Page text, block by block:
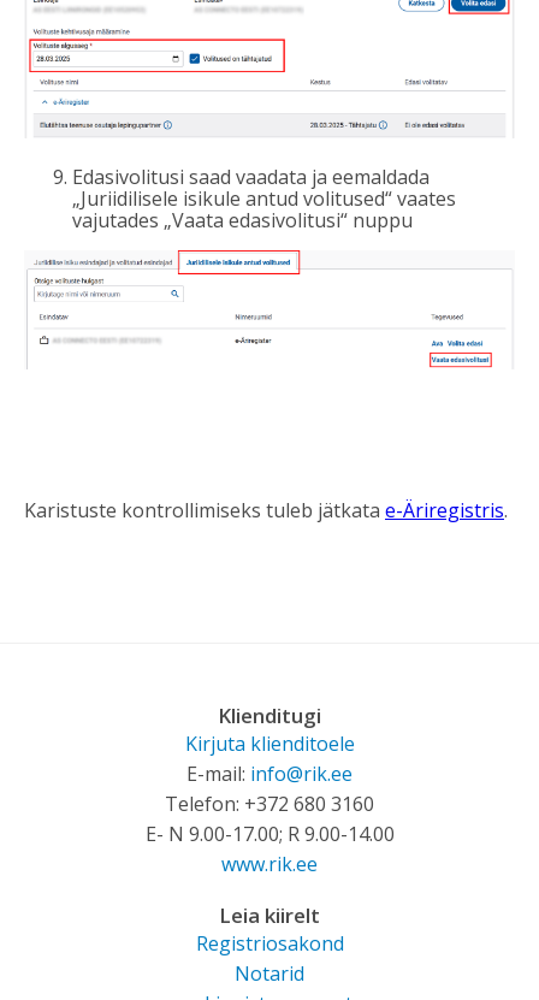
Edasivolitusi saad vaadata ja eemaldada
„Juriidilisele isikule antud volitused“ vaates
vajutades „Vaata edasivolitusi“ nuppu
Karistuste kontrollimiseks tuleb jätkata e-Äriregistris.
Klienditugi
Kirjuta klienditoele
E-mail: info@rik.ee
Telefon: +372 680 3160
E- N 9.00-17.00; R 9.00-14.00
www.rik.ee
Leia kiirelt
Registriosakond
Notarid